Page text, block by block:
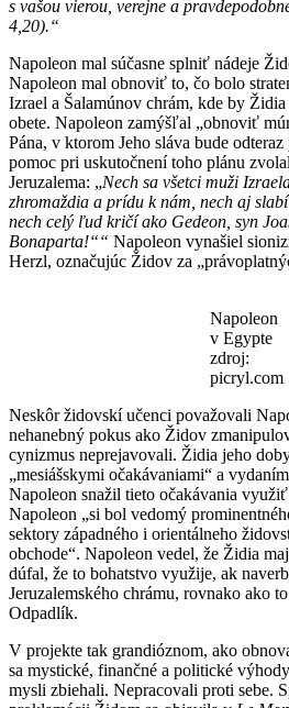
s vašou vierou, verejne a
4,20).“
Napoleon mal súčasne splniť nádeje
Napoleon mal obnoviť to, čo bolo
Izrael a Šalamúnov chrám, kde by
obete. Napoleon zamýšľal „obnoviť
Pána, v ktorom Jeho sláva bude
pomoc pri uskutočnení toho plánu
Jeruzalema: „Nech sa všetci muži
zhromaždia a prídu k nám, nech aj
nech celý ľud kričí ako Gedeon, syn
Bonaparta!““ Napoleon vynašiel
Herzl, označujúc Židov za
Napoleon
v Egypte
zdroj:
picryl.com
Neskôr židovskí učenci považovali
nehanebný pokus ako Židov
cynizmus neprejavovali. Židia jeho
„mesiášskymi očakávaniami“ a
Napoleon snažil tieto očakávania
Napoleon „si bol vedomý
sektory západného i orientálneho
obchode“. Napoleon vedel, že Židia
dúfal, že to bohatstvo využije, ak
Jeruzalemského chrámu, rovnako ako
Odpadlík.
V projekte tak grandióznom, ako
sa mystické, finančné a politické
mysli zbiehali. Nepracovali proti sebe.